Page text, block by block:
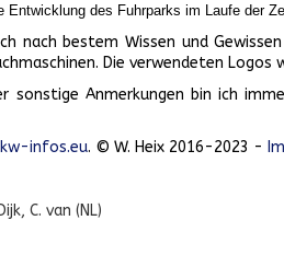
des Fuhrparks im Laufe der
nach bestem Wissen und
Die verwendeten
sonstige Anmerkungen bin ich
infos.eu. © W. Heix 2016-2023 -
Dijk, C. van (NL)